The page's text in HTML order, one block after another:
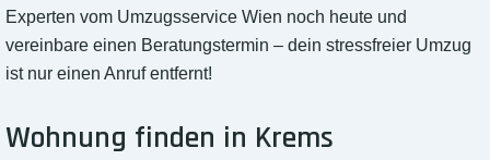
Experten vom Umzugsservice Wien noch heute und
vereinbare einen Beratungstermin – dein stressfreier Umzug
ist nur einen Anruf entfernt!
Wohnung finden in Krems